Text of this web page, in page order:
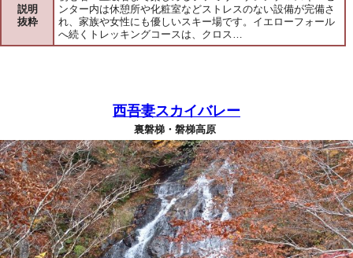
説明
抜粋
ンター内は休憩所や化粧室などストレスのない設備が完備さ
れ、家族や女性にも優しいスキー場です。イエローフォール
へ続くトレッキングコースは、クロス…
西吾妻スカイバレー
裏磐梯・磐梯高原